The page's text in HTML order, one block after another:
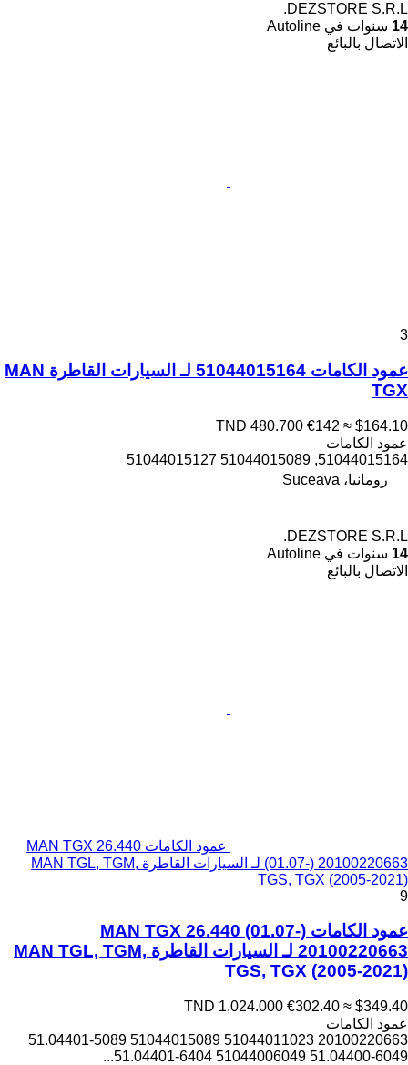
DEZSTORE S.R.L.
14 سنوات في Autoline
الاتصال بالبائع
3
عمود الكامات 51044015164 لـ السيارات القاطرة MAN
TGX
TND 480.700 €142 ≈ $164.10
عمود الكامات
51044015164, 51044015089 51044015127
رومانيا، Suceava
DEZSTORE S.R.L.
14 سنوات في Autoline
الاتصال بالبائع
عمود الكامات MAN TGX 26.440
(01.07-) 20100220663 لـ السيارات القاطرة MAN TGL, TGM,
TGS, TGX (2005-2021)
9
عمود الكامات MAN TGX 26.440 (01.07-)
20100220663 لـ السيارات القاطرة MAN TGL, TGM,
TGS, TGX (2005-2021)
TND 1,024.000 €302.40 ≈ $349.40
عمود الكامات
20100220663 51044011023 51044015089 51.04401-5089
51.04400-6049 51044006049 51.04401-6404...